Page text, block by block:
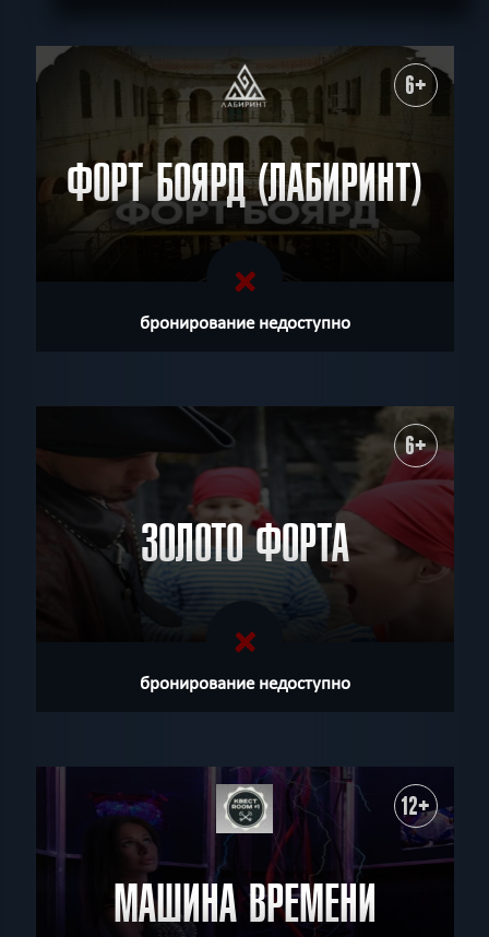
6+
ФОРТ БОЯРД (ЛАБИРИНТ)
бронирование недоступно
6+
ЗОЛОТО ФОРТА
бронирование недоступно
12+
МАШИНА ВРЕМЕНИ